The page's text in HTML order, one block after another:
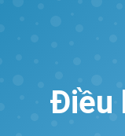
Điều